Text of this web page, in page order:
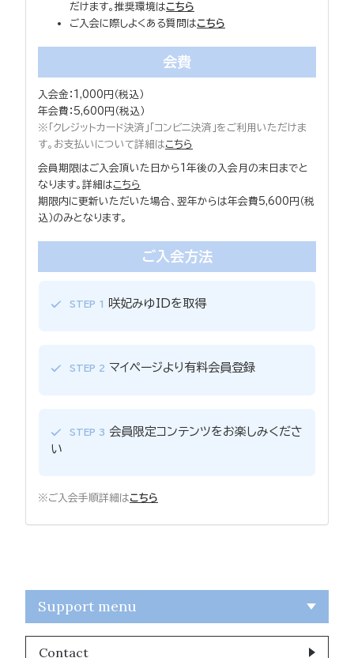
だけます。推奨環境はこちら
ご入会に際しよくある質問はこちら
会費
入会金：1,000円（税込）
年会費：5,600円（税込）
※「クレジットカード決済」「コンビニ決済」をご利用いただけま
す。お支払いについて詳細はこちら
会員期限はご入会頂いた日から1年後の入会月の末日までと
なります。詳細はこちら
期限内に更新いただいた場合、翌年からは年会費5,600円（税
込）のみとなります。
ご入会方法
STEP 1 咲妃みゆIDを取得
STEP 2 マイページより有料会員登録
STEP 3
会員限定コンテンツをお楽しみくださ
い
※ご入会手順詳細はこちら
Support menu
Contact